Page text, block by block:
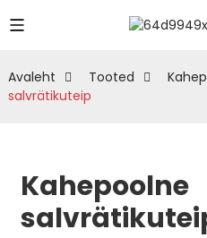
Avaleht Tooted
salvrätikuteip
Kahepoolne